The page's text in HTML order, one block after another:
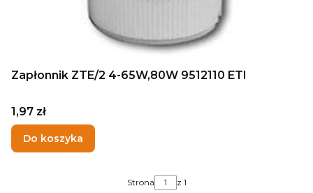
Zapłonnik ZTE/2 4-65W,80W 9512110 ETI
Cena
1,97 zł
Do koszyka
Strona z 1